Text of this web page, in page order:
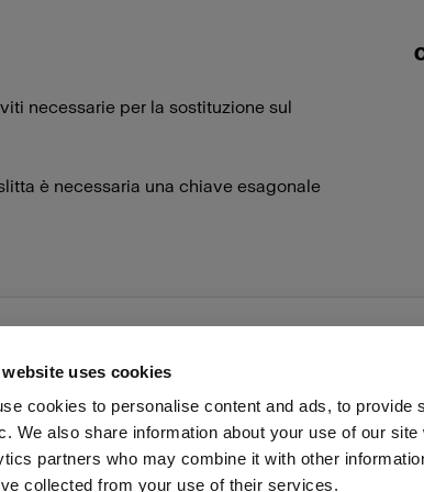
uses cookies
cookies to personalise content and ads, to provide
We also share information about your use of our
partners who may combine it with other
collected from your use of their services.
necessarie per la sostituzione sul
è necessaria una chiave esagonale
Opportunità di lavoro Stampa Investitori